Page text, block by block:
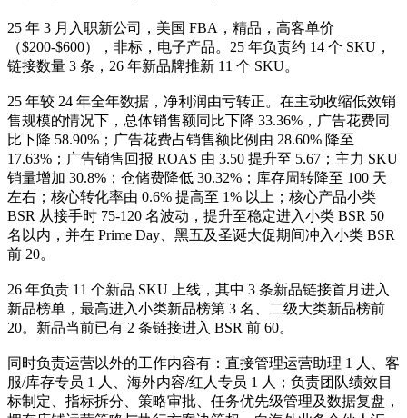
25 年 3 月入职新公司，美国 FBA，精品，高客单价
（$200-$600），非标，电子产品。25 年负责约 14 个 SKU，
链接数量 3 条，26 年新品牌推新 11 个 SKU。
25 年较 24 年全年数据，净利润由亏转正。在主动收缩低效销
售规模的情况下，总体销售额同比下降 33.36%，广告花费同
比下降 58.90%；广告花费占销售额比例由 28.60% 降至
17.63%；广告销售回报 ROAS 由 3.50 提升至 5.67；主力 SKU
销量增加 30.8%；仓储费降低 30.32%；库存周转降至 100 天
左右；核心转化率由 0.6% 提高至 1% 以上；核心产品小类
BSR 从接手时 75-120 名波动，提升至稳定进入小类 BSR 50
名以内，并在 Prime Day、黑五及圣诞大促期间冲入小类 BSR
前 20。
26 年负责 11 个新品 SKU 上线，其中 3 条新品链接首月进入
新品榜单，最高进入小类新品榜第 3 名、二级大类新品榜前
20。新品当前已有 2 条链接进入 BSR 前 60。
同时负责运营以外的工作内容有：直接管理运营助理 1 人、客
服/库存专员 1 人、海外内容/红人专员 1 人；负责团队绩效目
标制定、指标拆分、策略审批、任务优先级管理及数据复盘，